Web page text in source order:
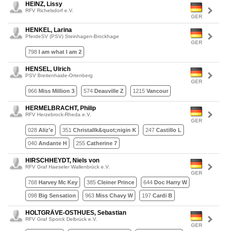
GER
HEINZ, Lissy
RFV Richelsdorf e.V.
GER
HENKEL, Larina
PferdeSV (PSV) Steinhagen-Brockhage
798 I am what I am 2
GER
HENSEL, Ulrich
PSV Breitenhaide-Ortenberg
966 Miss Million 3 574 Deauville Z 1215 Vancour
GER
HERMELBRACHT, Philip
RFV Herzebrock-Rheda e.V.
028 Aliz'e 351 Christallk&quot;nigin K 247 Castillo L
040 Andante H 255 Catherine 7
GER
HIRSCHHEYDT, Niels von
RFV Graf Haeseler Wallenbrück e.V.
768 Harvey Mc Key 385 Cleiner Prince 644 Doc Harry W
098 Big Sensation 963 Miss Chavy W 197 Cardi B
GER
HOLTGRÄVE-OSTHUES, Sebastian
RFV Graf Sporck Delbrück e.V.